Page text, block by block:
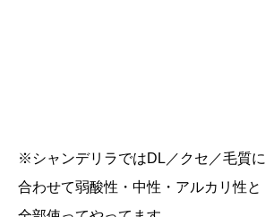
※シャンデリラではDL／クセ／毛質に
合わせて弱酸性・中性・アルカリ性と
ご予約はこちら